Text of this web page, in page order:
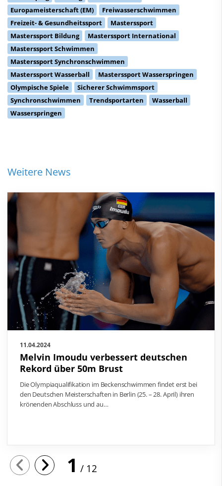
Europameisterschaft (EM)
Freiwasserschwimmen
Freizeit- & Gesundheitssport
Masterssport
Masterssport Bildung
Masterssport International
Masterssport Schwimmen
Masterssport Synchronschwimmen
Masterssport Wasserball
Masterssport Wasserspringen
Olympische Spiele
Sicherer Schwimmsport
Synchronschwimmen
Trendsportarten
Wasserball
Wasserspringen
Weitere News
11.04.2024
Melvin Imoudu verbessert deutschen
Rekord über 50m Brust
Die Olympiaqualifikation im Beckenschwimmen findet erst bei
den Deutschen Meisterschaften in Berlin (25. – 28. April) ihren
krönenden Abschluss und au…
1 12